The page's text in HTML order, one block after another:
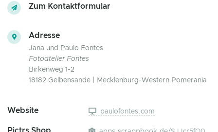
Zum Kontaktformular
Adresse
Jana und Paulo Fontes
Fotoatelier Fontes
Birkenweg 1-2
18182 Gelbensande | Mecklenburg-Western Pomerania
Website paulofontes.com